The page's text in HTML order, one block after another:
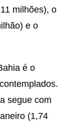
milhões), o
e o
é o
segue com
(1,74